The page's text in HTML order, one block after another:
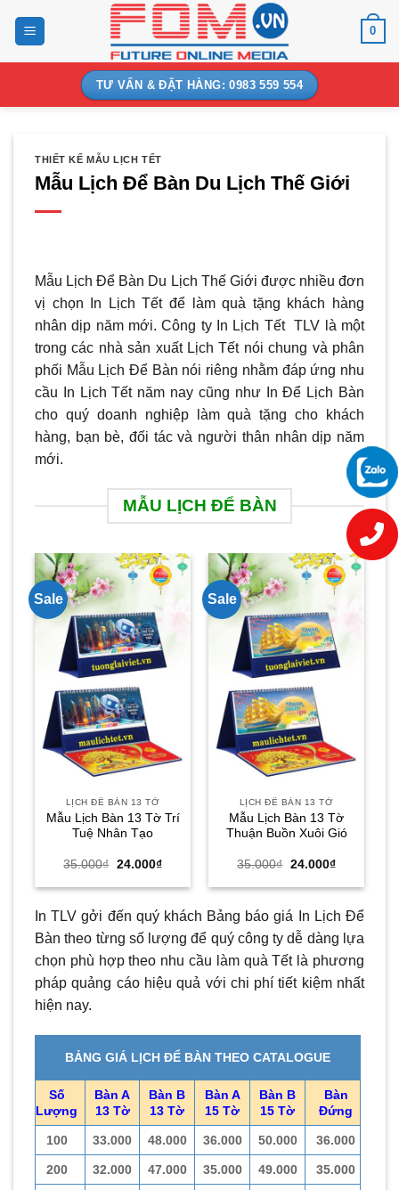
0
TƯ VẤN & ĐẶT HÀNG: 0983 559 554
THIẾT KẾ MẪU LỊCH TẾT
Mẫu Lịch Để Bàn Du Lịch Thế Giới
Mẫu Lịch Để Bàn Du Lịch Thế Giới được nhiều đơn
vị chọn In Lịch Tết để làm quà tặng khách hàng
nhân dịp năm mới. Công ty In Lịch Tết TLV là một
trong các nhà sản xuất Lịch Tết nói chung và phân
phối Mẫu Lịch Để Bàn nói riêng nhằm đáp ứng nhu
cầu In Lịch Tết năm nay cũng như In Để Lịch Bàn
cho quý doanh nghiệp làm quà tặng cho khách
hàng, bạn bè, đối tác và người thân nhân dịp năm
mới.
MẪU LỊCH ĐỂ BÀN
Sale
LỊCH ĐỂ BÀN 13 TỜ
Mẫu Lịch Bàn 13 Tờ Trí
Tuệ Nhân Tạo
35.000₫ Giá
là:
24.000₫Giá
tại
24.000₫.
Sale
LỊCH ĐỂ BÀN 13 TỜ
Mẫu Lịch Bàn 13 Tờ
Thuận Buồn Xuôi Gió
35.000₫ Giá
là:
24.000₫Giá
tại
24.000₫.
In TLV gởi đến quý khách Bảng báo giá In Lịch Để
Bàn theo từng số lượng để quý công ty dễ dàng lựa
chọn phù hợp theo nhu cầu làm quà Tết là phương
pháp quảng cáo hiệu quả với chi phí tiết kiệm nhất
hiện nay.
BẢNG GIÁ LỊCH ĐỂ BÀN THEO CATALOGUE
Số
Lượng
Bàn A
13 Tờ
Bàn B
13 Tờ
Bàn A
15 Tờ
Bàn B
15 Tờ
Bàn
Đứng
100 33.000 48.000 36.000 50.000 36.000
200 32.000 47.000 35.000 49.000 35.000